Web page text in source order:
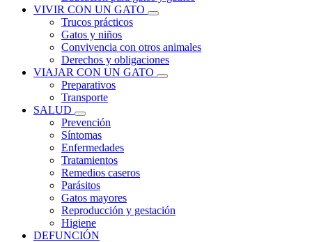
VIVIR CON UN GATO
Trucos prácticos
Gatos y niños
Convivencia con otros animales
Derechos y obligaciones
VIAJAR CON UN GATO
Preparativos
Transporte
SALUD
Prevención
Síntomas
Enfermedades
Tratamientos
Remedios caseros
Parásitos
Gatos mayores
Reproducción y gestación
Higiene
DEFUNCIÓN